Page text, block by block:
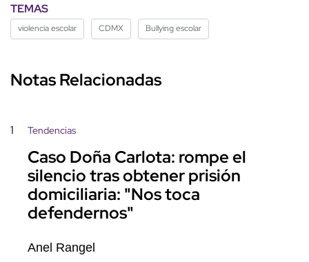
TEMAS
violencia escolar CDMX Bullying escolar
Notas Relacionadas
1 Tendencias
Caso Doña Carlota: rompe el
silencio tras obtener prisión
domiciliaria: "Nos toca
defendernos"
Anel Rangel